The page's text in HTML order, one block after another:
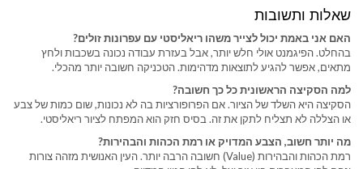
שאלות ותשובות
האם אני באמת יכול לצייר משהו ריאליסטי עם עפרונות זולים?
בהחלט. הפיגמנט אולי חלש יותר, אבל בעזרת עבודה נכונה בשכבות ולחץ
מתאים, אפשר להגיע לתוצאות מדהימות. הטכניקה חשובה יותר מהכלי.
למה הסקיצה הראשונית כל כך חשובה?
הסקיצה היא השלד של הציור. אם הפרופורציות בה לא נכונות, שום כמות של צבע
או הצללה לא תצליח לתקן את זה. בסיס חזק הוא המפתח לציור ריאליסטי.
מה יותר חשוב, הצבע המדויק או רמת הכהות והבהירות?
רמת הכהות והבהירות (Value) חשובה הרבה יותר. העין האנושית מזהה צורות